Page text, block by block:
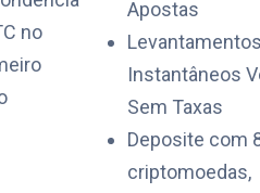
no
Apostas
Instantâneos
Sem Taxas
Deposite com
criptomoedas,